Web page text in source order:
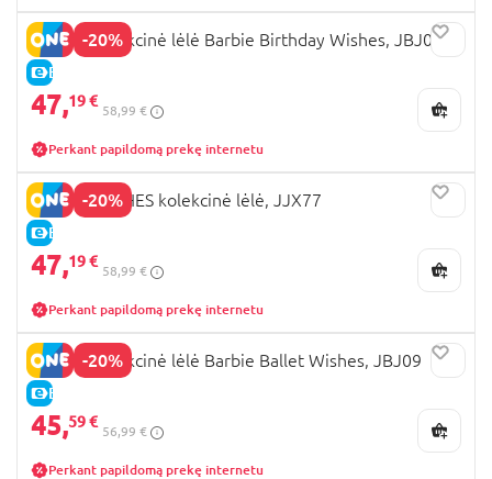
-20%
E-KAINA
BARBIE kolekcinė lėlė Barbie Birthday Wishes, JBJ07
47,19 €
58,99 €
Perkant papildomą prekę internetu
-20%
E-KAINA
BARBIE WISHES kolekcinė lėlė, JJX77
47,19 €
58,99 €
Perkant papildomą prekę internetu
-20%
E-KAINA
BARBIE kolekcinė lėlė Barbie Ballet Wishes, JBJ09
45,59 €
56,99 €
Perkant papildomą prekę internetu